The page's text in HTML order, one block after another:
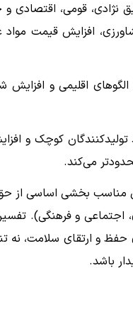
عمیق نژادی،
افزایش قیمت مواد
اقلیمی و
کوچک و
می‌کند.
مناسب بخشی اساسی از
و ارتقای سلامت، نه
باشد.